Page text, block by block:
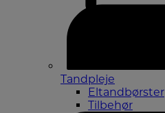
Tandpleje
Eltandbørster
Tilbehør